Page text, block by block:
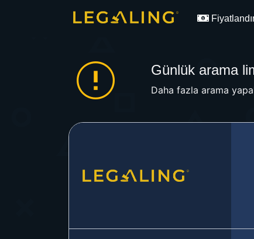
Günlük arama
Daha fazla arama